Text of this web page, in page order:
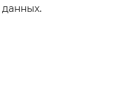
данных.
2008-2026